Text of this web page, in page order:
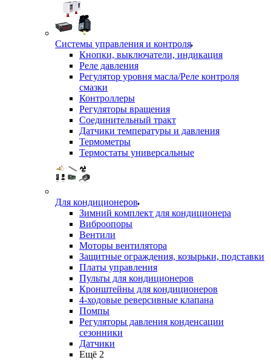
Системы управления и контроля
Кнопки, выключатели, индикация
Реле давления
Регулятор уровня масла/Реле контроля
смазки
Контроллеры
Регуляторы вращения
Соединительный тракт
Датчики температуры и давления
Термометры
Термостаты универсальные
Для кондиционеров
Зимний комплект для кондиционера
Виброопоры
Вентили
Моторы вентилятора
Защитные ограждения, козырьки, подставки
Платы управления
Пульты для кондиционеров
Кронштейны для кондиционеров
4-ходовые реверсивные клапана
Помпы
Регуляторы давления конденсации
сезонники
Датчики
Ещё 2